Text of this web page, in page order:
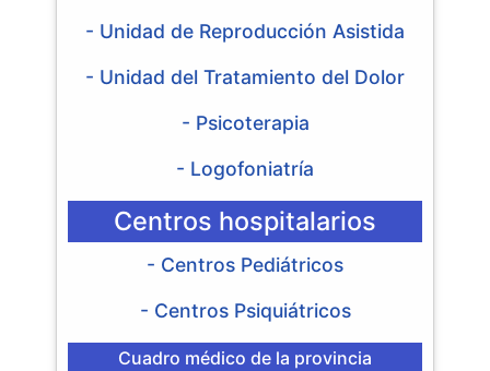
- Unidad de Reproducción Asistida
- Unidad del Tratamiento del Dolor
- Psicoterapia
- Logofoniatría
Centros hospitalarios
- Centros Pediátricos
- Centros Psiquiátricos
Cuadro médico de la provincia